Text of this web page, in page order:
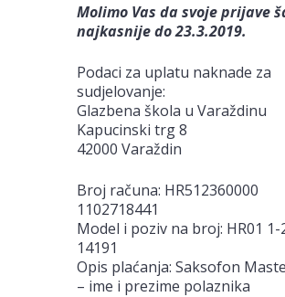
Molimo Vas da svoje prijave
najkasnije do 23.3.2019.
Podaci za uplatu naknade za
sudjelovanje:
Glazbena škola u Varaždinu
Kapucinski trg 8
42000 Varaždin
Broj računa: HR512360000
1102718441
Model i poziv na broj: HR01 1-
14191
Opis plaćanja: Saksofon
– ime i prezime polaznika